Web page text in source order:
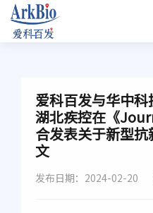
爱科百发与华中
湖北疾控在《
合发表关于新型
文
发布日期：2024-02-20